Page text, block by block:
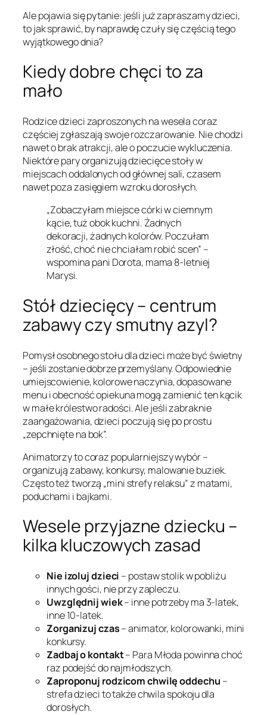
Ale pojawia się pytanie: jeśli już zapraszamy dzieci,
to jak sprawić, by naprawdę czuły się częścią tego
wyjątkowego dnia?
Kiedy dobre chęci to za
mało
Rodzice dzieci zaproszonych na wesela coraz
częściej zgłaszają swoje rozczarowanie. Nie chodzi
nawet o brak atrakcji, ale o poczucie wykluczenia.
Niektóre pary organizują dziecięce stoły w
miejscach oddalonych od głównej sali, czasem
nawet poza zasięgiem wzroku dorosłych.
„Zobaczyłam miejsce córki w ciemnym
kącie, tuż obok kuchni. Żadnych
dekoracji, żadnych kolorów. Poczułam
złość, choć nie chciałam robić scen” –
wspomina pani Dorota, mama 8-letniej
Marysi.
Stół dziecięcy – centrum
zabawy czy smutny azyl?
Pomysł osobnego stołu dla dzieci może być świetny
– jeśli zostanie dobrze przemyślany. Odpowiednie
umiejscowienie, kolorowe naczynia, dopasowane
menu i obecność opiekuna mogą zamienić ten kącik
w małe królestwo radości. Ale jeśli zabraknie
zaangażowania, dzieci poczują się po prostu
„zepchnięte na bok”.
Animatorzy to coraz popularniejszy wybór –
organizują zabawy, konkursy, malowanie buziek.
Często też tworzą „mini strefy relaksu” z matami,
poduchami i bajkami.
Wesele przyjazne dziecku –
kilka kluczowych zasad
Nie izoluj dzieci – postaw stolik w pobliżu
innych gości, nie przy zapleczu.
Uwzględnij wiek– inne potrzeby ma 3-latek,
inne 10-latek.
Zorganizuj czas– animator, kolorowanki, mini
konkursy.
Zadbaj o kontakt– Para Młoda powinna choć
raz podejść do najmłodszych.
Zaproponuj rodzicom chwilę oddechu –
strefa dzieci to także chwila spokoju dla
dorosłych.